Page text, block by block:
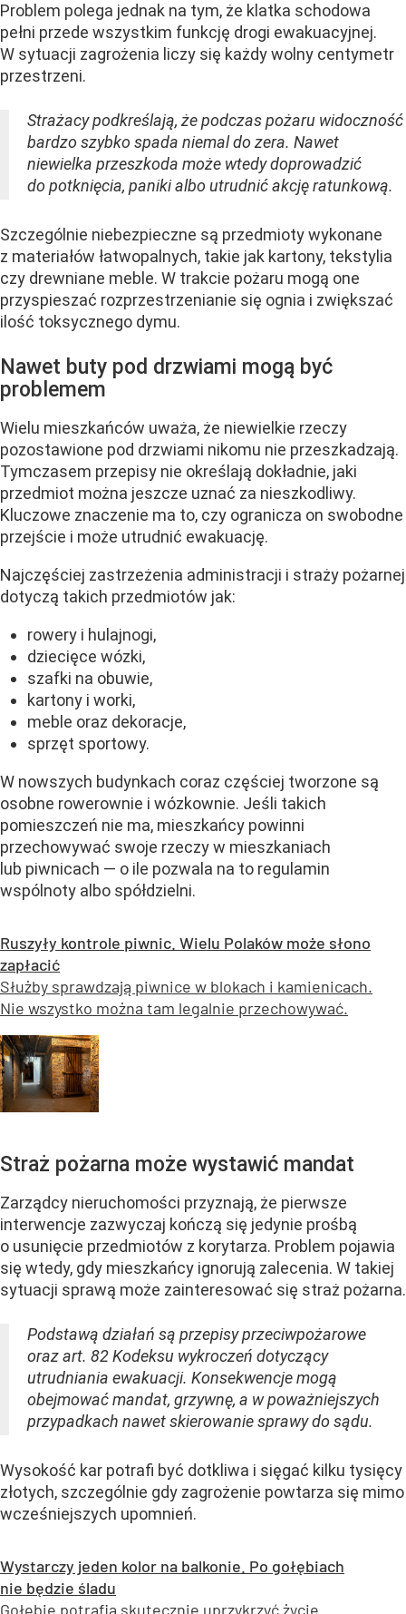
Problem polega jednak na tym, że klatka schodowa
pełni przede wszystkim funkcję drogi ewakuacyjnej.
W sytuacji zagrożenia liczy się każdy wolny centymetr
przestrzeni.
Strażacy podkreślają, że podczas pożaru widoczność
bardzo szybko spada niemal do zera. Nawet
niewielka przeszkoda może wtedy doprowadzić
do potknięcia, paniki albo utrudnić akcję ratunkową.
Szczególnie niebezpieczne są przedmioty wykonane
z materiałów łatwopalnych, takie jak kartony, tekstylia
czy drewniane meble. W trakcie pożaru mogą one
przyspieszać rozprzestrzenianie się ognia i zwiększać
ilość toksycznego dymu.
Nawet buty pod drzwiami mogą być
problemem
Wielu mieszkańców uważa, że niewielkie rzeczy
pozostawione pod drzwiami nikomu nie przeszkadzają.
Tymczasem przepisy nie określają dokładnie, jaki
przedmiot można jeszcze uznać za nieszkodliwy.
Kluczowe znaczenie ma to, czy ogranicza on swobodne
przejście i może utrudnić ewakuację.
Najczęściej zastrzeżenia administracji i straży pożarnej
dotyczą takich przedmiotów jak:
rowery i hulajnogi,
dziecięce wózki,
szafki na obuwie,
kartony i worki,
meble oraz dekoracje,
sprzęt sportowy.
W nowszych budynkach coraz częściej tworzone są
osobne rowerownie i wózkownie. Jeśli takich
pomieszczeń nie ma, mieszkańcy powinni
przechowywać swoje rzeczy w mieszkaniach
lub piwnicach — o ile pozwala na to regulamin
wspólnoty albo spółdzielni.
Ruszyły kontrole piwnic. Wielu Polaków może słono
zapłacić
Służby sprawdzają piwnice w blokach i kamienicach.
Nie wszystko można tam legalnie przechowywać.
Straż pożarna może wystawić mandat
Zarządcy nieruchomości przyznają, że pierwsze
interwencje zazwyczaj kończą się jedynie prośbą
o usunięcie przedmiotów z korytarza. Problem pojawia
się wtedy, gdy mieszkańcy ignorują zalecenia. W takiej
sytuacji sprawą może zainteresować się straż pożarna.
Podstawą działań są przepisy przeciwpożarowe
oraz art. 82 Kodeksu wykroczeń dotyczący
utrudniania ewakuacji. Konsekwencje mogą
obejmować mandat, grzywnę, a w poważniejszych
przypadkach nawet skierowanie sprawy do sądu.
Wysokość kar potrafi być dotkliwa i sięgać kilku tysięcy
złotych, szczególnie gdy zagrożenie powtarza się mimo
wcześniejszych upomnień.
Wystarczy jeden kolor na balkonie. Po gołębiach
nie będzie śladu
Gołębie potrafią skutecznie uprzykrzyć życie